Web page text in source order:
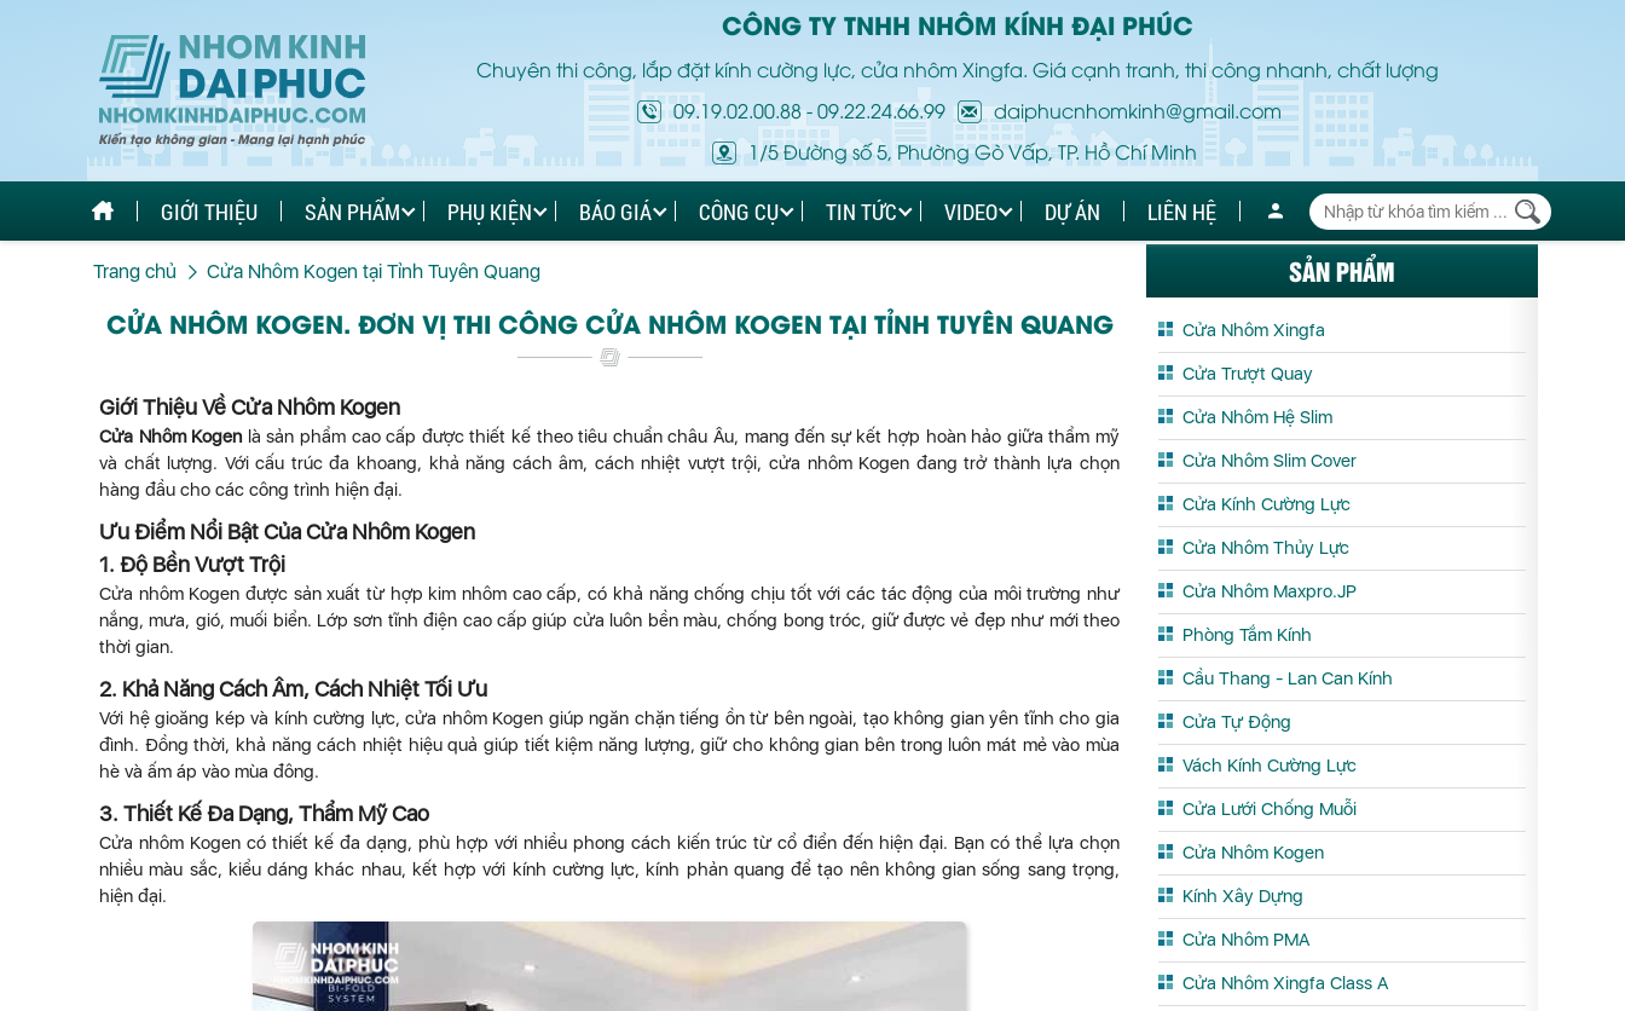
CÔNG TY TNHH NHÔM KÍNH ĐẠI PHÚC
Chuyên thi công, lắp đặt kính cường lực, cửa nhôm Xingfa. Giá cạnh tranh, thi công nhanh, chất lượng
09.19.02.00.88-09.22.24.66.99
daiphucnhomkinh@gmail.com
1/5 Đường số 5, Phường Gò Vấp, TP. Hồ Chí Minh
GIỚI THIỆU SẢN PHẨM PHỤ KIỆN BÁO GIÁ CÔNG CỤ TIN TỨC VIDEO DỰ ÁN LIÊN HỆ
Trang chủ Cửa Nhôm Kogen tại Tỉnh Tuyên Quang
CỬA NHÔM KOGEN. ĐƠN VỊ THI CÔNG CỬA NHÔM KOGEN TẠI TỈNH TUYÊN QUANG
Giới Thiệu Về Cửa Nhôm Kogen
Cửa Nhôm Kogenlà sản phẩm cao cấp được thiết kế theo tiêu chuẩn châu Âu, mang đến sự kết hợp hoàn hảo giữa thẩm mỹ
và chất lượng. Với cấu trúc đa khoang, khả năng cách âm, cách nhiệt vượt trội, cửa nhôm Kogen đang trở thành lựa chọn
hàng đầu cho các công trình hiện đại.
Ưu Điểm Nổi Bật Của Cửa Nhôm Kogen
1. Độ Bền Vượt Trội
Cửa nhôm Kogen được sản xuất từ hợp kim nhôm cao cấp, có khả năng chống chịu tốt với các tác động của môi trường như
nắng, mưa, gió, muối biển. Lớp sơn tĩnh điện cao cấp giúp cửa luôn bền màu, chống bong tróc, giữ được vẻ đẹp như mới theo
thời gian.
2. Khả Năng Cách Âm, Cách Nhiệt Tối Ưu
Với hệ gioăng kép và kính cường lực, cửa nhôm Kogen giúp ngăn chặn tiếng ồn từ bên ngoài, tạo không gian yên tĩnh cho gia
đình. Đồng thời, khả năng cách nhiệt hiệu quả giúp tiết kiệm năng lượng, giữ cho không gian bên trong luôn mát mẻ vào mùa
hè và ấm áp vào mùa đông.
3. Thiết Kế Đa Dạng, Thẩm Mỹ Cao
Cửa nhôm Kogen có thiết kế đa dạng, phù hợp với nhiều phong cách kiến trúc từ cổ điển đến hiện đại. Bạn có thể lựa chọn
nhiều màu sắc, kiểu dáng khác nhau, kết hợp với kính cường lực, kính phản quang để tạo nên không gian sống sang trọng,
hiện đại.
SẢN PHẨM
Cửa Nhôm Xingfa
Cửa Trượt Quay
Cửa Nhôm Hệ Slim
Cửa Nhôm Slim Cover
Cửa Kính Cường Lực
Cửa Nhôm Thủy Lực
Cửa Nhôm Maxpro.JP
Phòng Tắm Kính
Cầu Thang - Lan Can Kính
Cửa Tự Động
Vách Kính Cường Lực
Cửa Lưới Chống Muỗi
Cửa Nhôm Kogen
Kính Xây Dựng
Cửa Nhôm PMA
Cửa Nhôm Xingfa Class A